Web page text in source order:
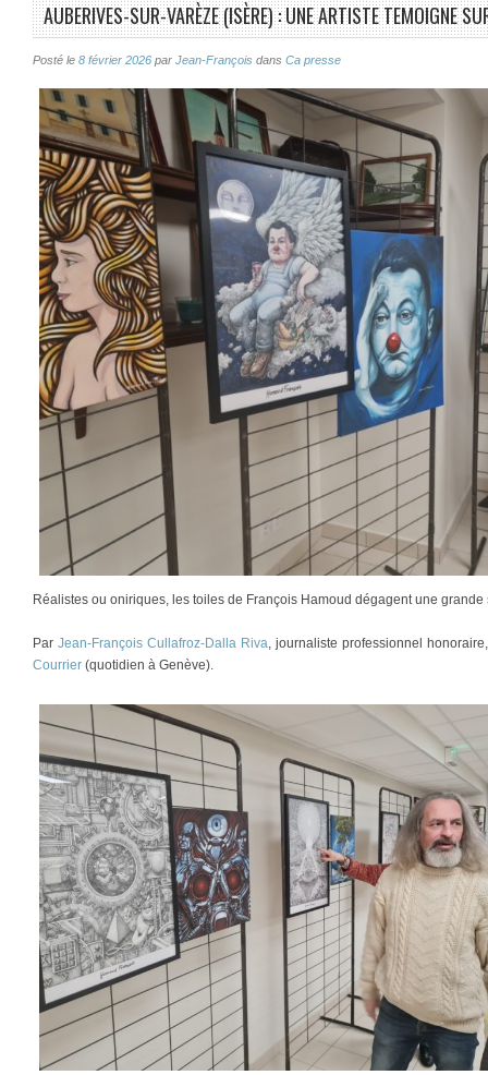
AUBERIVES-SUR-VARÈZE (ISÈRE) : UNE ARTISTE TEMOIGNE
Posté le 8 février 2026 par Jean-François dans Ca presse
Réalistes ou oniriques, les toiles de François Hamoud dégagent une
Par Jean-François Cullafroz-Dalla Riva , journaliste professionnel
Courrier (quotidien à Genève).